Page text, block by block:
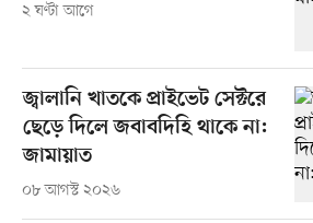
২ ঘণ্টা আগে
জ্বালানি খাতকে প্রাইভেট সেক্টরে
ছেড়ে দিলে জবাবদিহি থাকে না:
জামায়াত
০৮ আগস্ট ২০২৬